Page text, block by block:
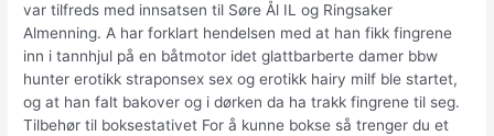
var tilfreds med innsatsen til Søre Ål IL og Ringsaker
Almenning. A har forklart hendelsen med at han fikk fingrene
inn i tannhjul på en båtmotor idet glattbarberte damer bbw
hunter erotikk straponsex sex og erotikk hairy milf ble startet,
og at han falt bakover og i dørken da ha trakk fingrene til seg.
Tilbehør til boksestativet For å kunne bokse så trenger du et